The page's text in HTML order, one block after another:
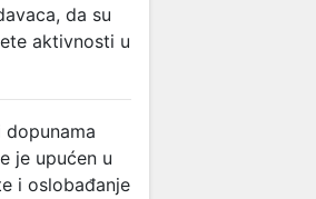
da su
aktivnosti u
je upućen u
i oslobađanje